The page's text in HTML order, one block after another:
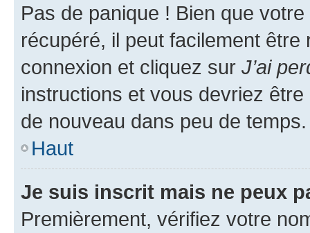
Pas de panique ! Bien que
récupéré, il peut facilement
connexion et cliquez sur J’ai
instructions et vous devriez
de nouveau dans peu de temps.
Haut
Je suis inscrit mais ne peux
Premièrement, vérifiez votre